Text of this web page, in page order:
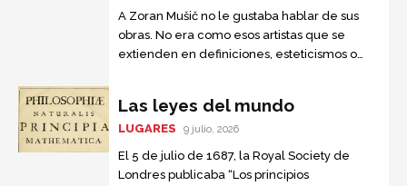
A Zoran Mušič no le gustaba hablar de sus
obras. No era como esos artistas que se
extienden en definiciones, esteticismos o
Las leyes del mundo
LUGARES 9 julio, 2026
El 5 de julio de 1687, la Royal Society de
Londres publicaba “Los principios